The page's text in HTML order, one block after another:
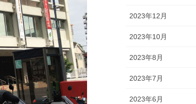
2023年12月
2023年10月
2023年8月
2023年7月
2023年6月